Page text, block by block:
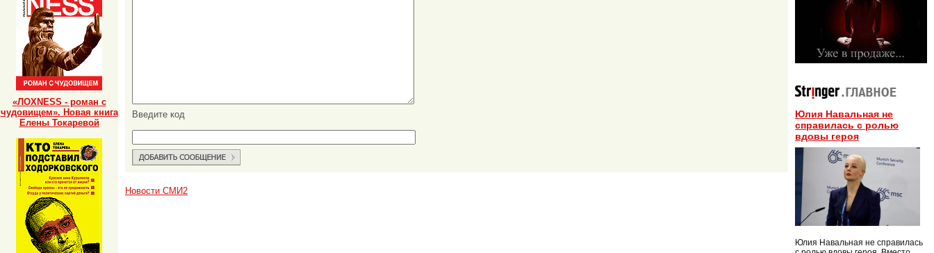
Введите код
Новости СМИ2
Юлия Навальная не
справилась с ролью
вдовы героя
Юлия Навальная не справилась
«ЛОХNESS - роман с
чудовищем». Новая книга
Елены Токаревой